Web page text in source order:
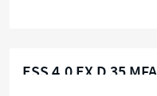
ESS 4,0 EX D 35 MFA